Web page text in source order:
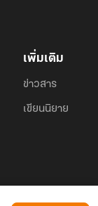
เพิ่มเติม
ข่าวสาร
เขียนนิยาย